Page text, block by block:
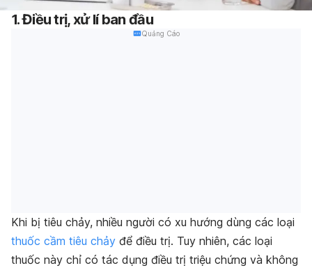
1. Điều trị, xử lí ban đầu
Quảng Cáo
Khi bị tiêu chảy, nhiều người có xu hướng dùng các loại
thuốc cầm tiêu chảy để điều trị. Tuy nhiên, các loại
thuốc này chỉ có tác dụng điều trị triệu chứng và không